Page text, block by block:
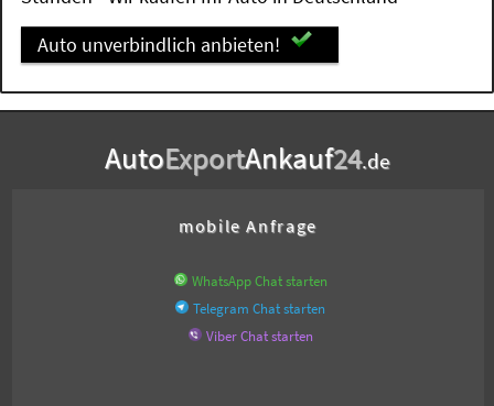
Auto unverbindlich anbieten!
AutoExportAnkauf24.de
mobile Anfrage
WhatsApp Chat starten
Telegram Chat starten
Viber Chat starten